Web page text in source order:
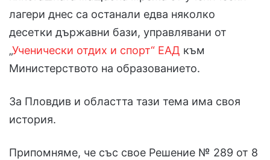
лагери днес са останали едва няколко
десетки държавни бази, управлявани от
„Ученически отдих и спорт“ ЕАД към
Министерството на образованието.
За Пловдив и областта тази тема има своя
история.
Припомняме, че със свое Решение № 289 от 8